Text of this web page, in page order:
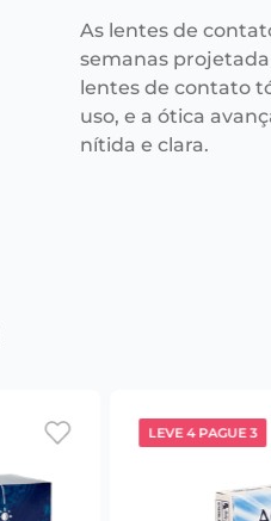
As lentes de
semanas
lentes de contato
uso, e a ótica
nítida e clara.
LEVE 4 PAGUE 3